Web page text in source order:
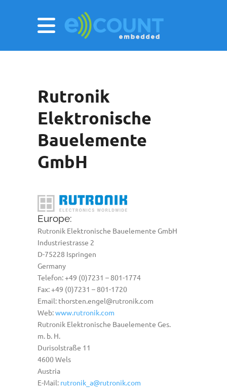
Rutronik
Elektronische
Bauelemente
GmbH
Europe:
Rutronik Elektronische Bauelemente GmbH
Industriestrasse 2
D-75228 Ispringen
Germany
Telefon: +49 (0)7231 – 801-1774
Fax: +49 (0)7231 – 801-1720
Email: thorsten.engel@rutronik.com
Web:www.rutronik.com
Rutronik Elektronische Bauelemente Ges.
m. b. H.
Durisolstraße 11
4600 Wels
Austria
E-Mail: rutronik_a@rutronik.com